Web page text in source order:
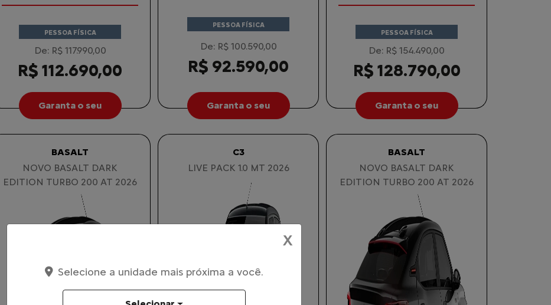
PESSOA FÍSICA
De: R$ 117.990,00
R$ 112.690,00
Garanta o seu
PESSOA FÍSICA
De: R$ 100.590,00
R$ 92.590,00
Garanta o seu
PESSOA FÍSICA
De: R$ 154.490,00
R$ 128.790,00
Garanta o seu
BASALT
NOVO BASALT DARK
EDITION TURBO 200 AT 2026
C3
LIVE PACK 1.0 MT 2026
BASALT
NOVO BASALT DARK
EDITION TURBO 200 AT 2026
X
Selecione a unidade mais próxima a você.